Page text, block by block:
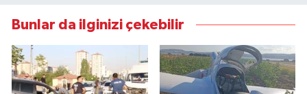
Bunlar da ilginizi çekebilir